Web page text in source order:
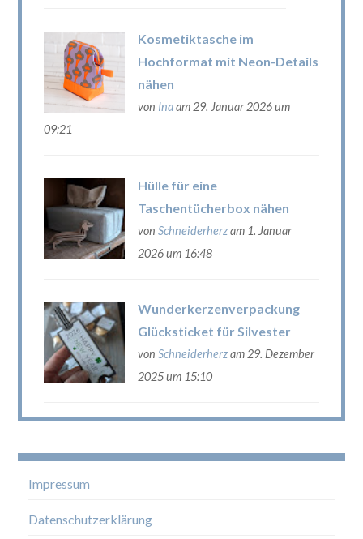
Kosmetiktasche im
Hochformat mit Neon-Details
nähen
von Inaam 29. Januar 2026 um
09:21
Hülle für eine
Taschentücherbox nähen
von Schneiderherzam 1. Januar
2026 um 16:48
Wunderkerzenverpackung
Glücksticket für Silvester
von Schneiderherzam 29. Dezember
2025 um 15:10
Impressum
Datenschutzerklärung